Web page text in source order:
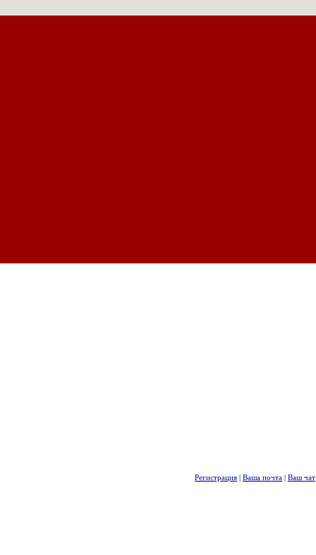
Регистрация | Ваша почта | Ваш чат